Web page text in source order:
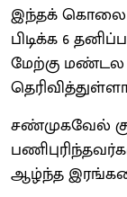
இந்தக் கொலை
பிடிக்க 6
மேற்கு மண்டல
சண்முகவேல்
ஆழ்ந்த